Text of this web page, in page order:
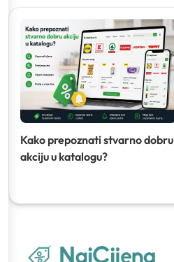
Kako prepoznati stvarno dobru
akciju u katalogu?